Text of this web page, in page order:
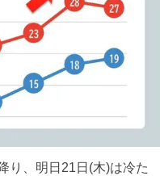
り、明日21日(木)は冷た